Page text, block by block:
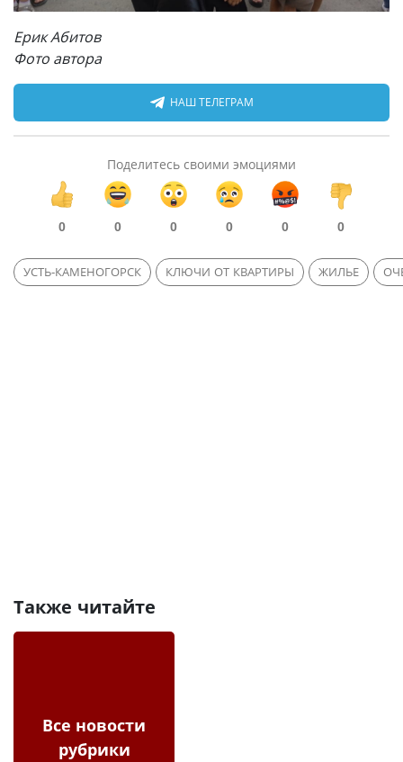
Ерик Абитов
Фото автора
НАШ ТЕЛЕГРАМ
Поделитесь своими эмоциями
0 0 0 0 0 0
УСТЬ-КАМЕНОГОРСК КЛЮЧИ ОТ КВАРТИРЫ ЖИЛЬЕ
Также читайте
Все новости
рубрики